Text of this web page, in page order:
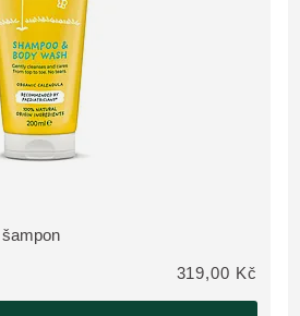
hodnoceno 65 zákazníky
319,00 Kč